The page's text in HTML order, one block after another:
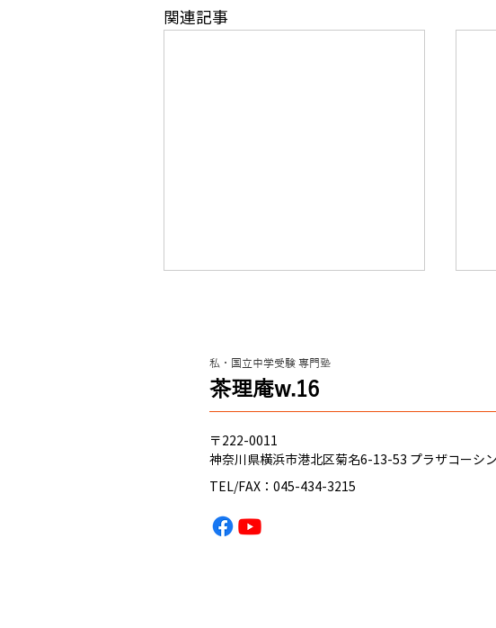
関連記事
これからのみんな へ ハマのニキ
から、 経験 に基づく アドバイス
を送るぜ！ 自分が経験して思っ
要！ ってこと。 ・算数、理科、
や ドジノート を何回もやるこ
と！ ・たとえ、基本的なことで
もわからない場合は、 質問 した
の
と
私・国立中学受験 専門塾
​茶理庵w.16
〒222-0011
神奈川県横浜市港北区菊名6-13-53 プラザコーシ
TEL/FAX：045-434-3215